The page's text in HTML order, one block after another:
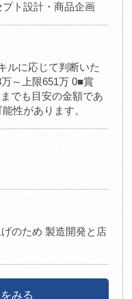
ト設計・商品企画
ルに応じて判断いた
～上限651万 0■賞
でも目安の金額であ
性があります。
のため 製造開発と店
みる